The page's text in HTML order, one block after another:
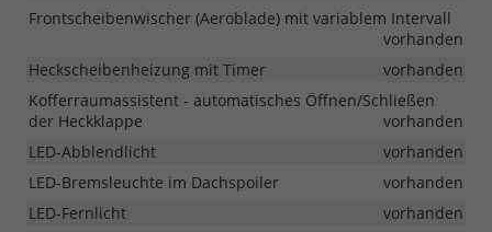
Frontscheibenwischer (Aeroblade) mit variablem Intervall
vorhanden
Heckscheibenheizung mit Timer
vorhanden
Kofferraumassistent - automatisches Öffnen/Schließen
der Heckklappe
vorhanden
LED-Abblendlicht
vorhanden
LED-Bremsleuchte im Dachspoiler
vorhanden
LED-Fernlicht
vorhanden